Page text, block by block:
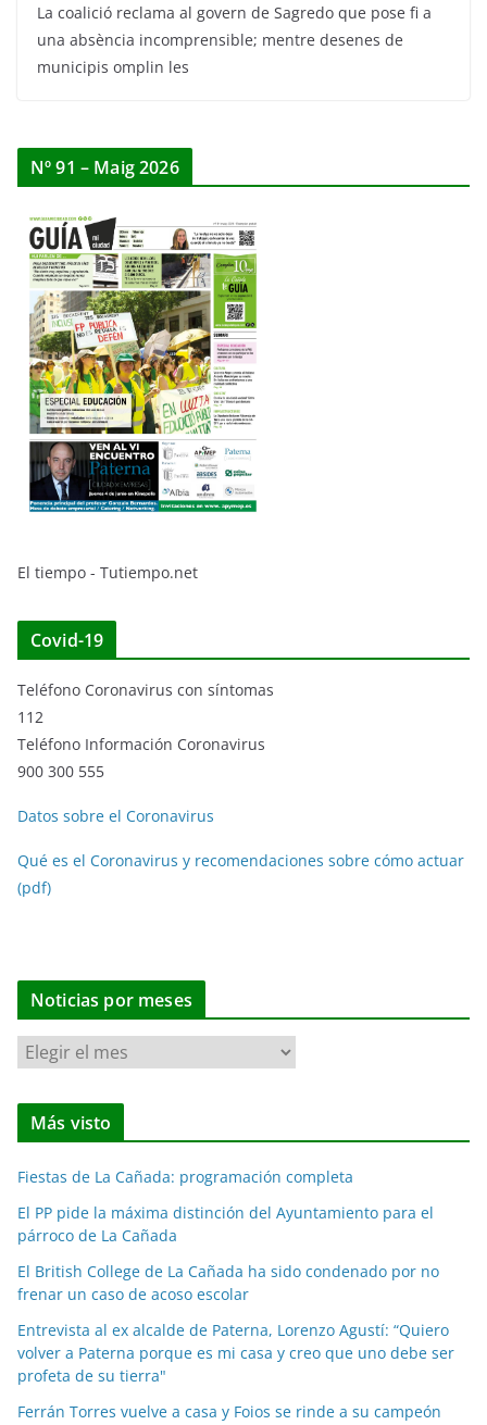
La coalició reclama al govern de Sagredo que pose fi a
una absència incomprensible; mentre desenes de
municipis omplin les
Nº 91 – Maig 2026
El tiempo - Tutiempo.net
Covid-19
Teléfono Coronavirus con síntomas
112
Teléfono Información Coronavirus
900 300 555
Datos sobre el Coronavirus
Qué es el Coronavirus y recomendaciones sobre cómo actuar
(pdf)
Noticias por meses
N
o
t
i
a
s
p
o
r
m
e
s
Más visto
Fiestas de La Cañada: programación completa
El PP pide la máxima distinción del Ayuntamiento para el
párroco de La Cañada
El British College de La Cañada ha sido condenado por no
frenar un caso de acoso escolar
Entrevista al ex alcalde de Paterna, Lorenzo Agustí: “Quiero
volver a Paterna porque es mi casa y creo que uno debe ser
profeta de su tierra"
Ferrán Torres vuelve a casa y Foios se rinde a su campeón